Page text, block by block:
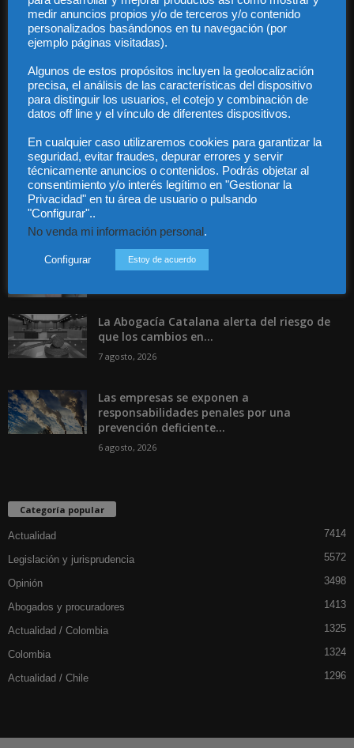
Legal
Privacidad
Contacto
Contáctanos: info@diariojuridico.com
Incluso más noticias
es el referente en derecho...
La Abogacía Catalana alerta del riesgo de
que los cambios en...
7 agosto, 2026
Las empresas se exponen a
responsabilidades penales por una
prevención deficiente...
6 agosto, 2026
Categoría popular
Actualidad 7414
Legislación y jurisprudencia 5572
Opinión 3498
Abogados y procuradores 1413
Actualidad / Colombia 1325
Colombia 1324
Actualidad / Chile 1296
medir anuncios propios y/o de terceros y/o contenido
personalizados basándonos en tu navegación (por
ejemplo páginas visitadas).
Algunos de estos propósitos incluyen la geolocalización
precisa, el análisis de las características del dispositivo
para distinguir los usuarios, el cotejo y combinación de
datos off line y el vínculo de diferentes dispositivos.
En cualquier caso utilizaremos cookies para garantizar la
seguridad, evitar fraudes, depurar errores y servir
técnicamente anuncios o contenidos. Podrás objetar al
consentimiento y/o interés legítimo en "Gestionar la
Privacidad" en tu área de usuario o pulsando
"Configurar"..
No venda mi información personal.
Configurar Estoy de acuerdo